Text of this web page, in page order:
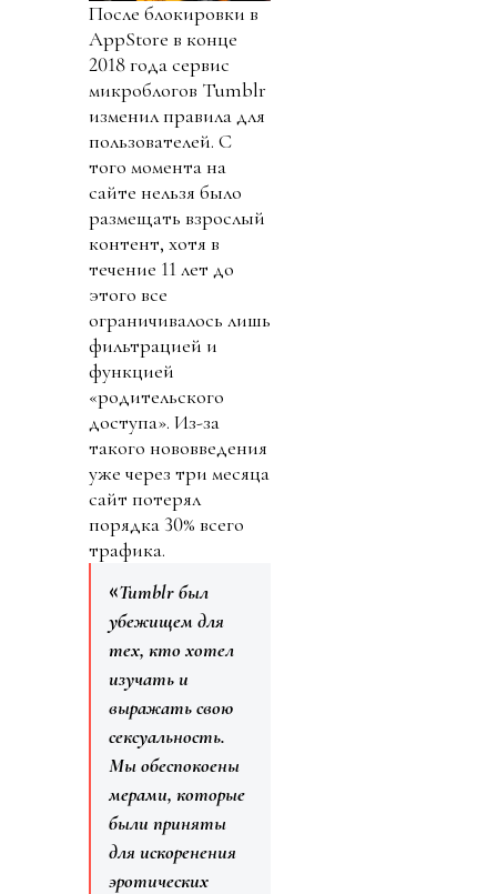
После блокировки в
AppStore в конце
2018 года сервис
микроблогов Tumblr
изменил правила для
пользователей. С
того момента на
сайте нельзя было
размещать взрослый
контент, хотя в
течение 11 лет до
этого все
ограничивалось лишь
фильтрацией и
функцией
«родительского
доступа». Из-за
такого нововведения
уже через три месяца
сайт потерял
порядка 30% всего
трафика.
«Tumblr был
убежищем для
тех, кто хотел
изучать и
выражать свою
сексуальность.
Мы обеспокоены
мерами, которые
были приняты
для искоренения
эротических